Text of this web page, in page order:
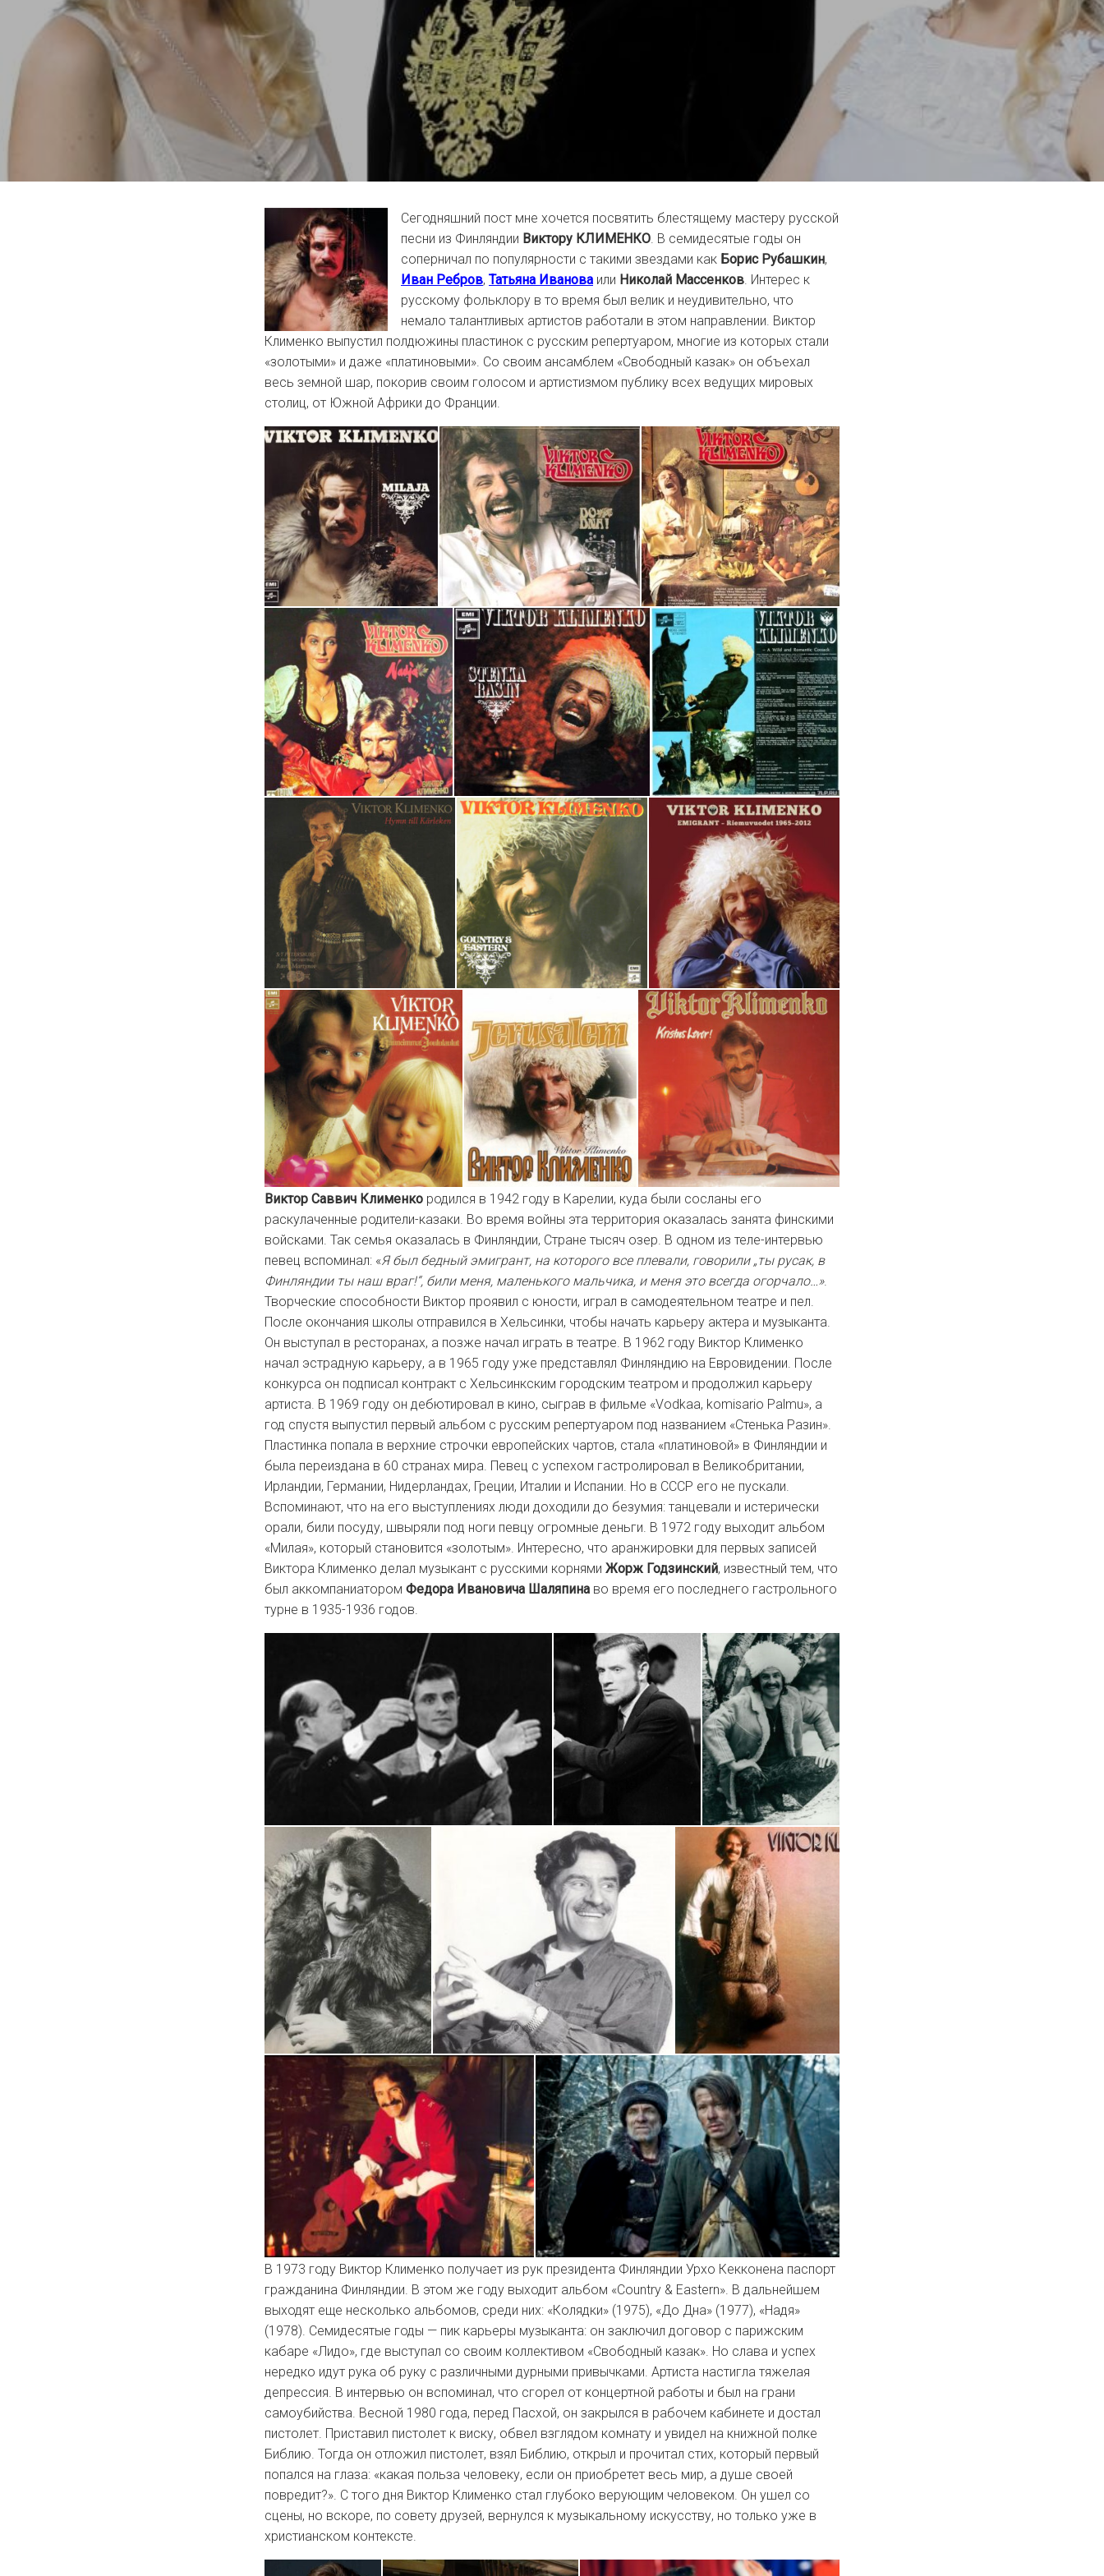
Сегодняшний пост мне хочется посвятить блестящему мастеру русской
песни из Финляндии Виктору КЛИМЕНКО . В семидесятые годы он
соперничал по популярности с такими звездами как Борис Рубашкин,
Иван Ребров, Татьяна Иванова или Николай Массенков . Интерес к
русскому фольклору в то время был велик и неудивительно, что
немало талантливых артистов работали в этом направлении. Виктор
Клименко выпустил полдюжины пластинок с русским репертуаром, многие из которых стали
«золотыми» и даже «платиновыми». Со своим ансамблем «Свободный казак» он объехал
весь земной шар, покорив своим голосом и артистизмом публику всех ведущих мировых
столиц, от Южной Африки до Франции.
Виктор Саввич Клименко родился в 1942 году в Карелии, куда были сосланы его
раскулаченные родители-казаки. Во время войны эта территория оказалась занята финскими
войсками. Так семья оказалась в Финляндии, Стране тысяч озер. В одном из теле-интервью
певец вспоминал: «Я был бедный эмигрант, на которого все плевали, говорили „ты русак, в
Финляндии ты наш враг!“, били меня, маленького мальчика, и меня это всегда огорчало…».
Творческие способности Виктор проявил с юности, играл в самодеятельном театре и пел.
После окончания школы отправился в Хельсинки, чтобы начать карьеру актера и музыканта.
Он выступал в ресторанах, а позже начал играть в театре. В 1962 году Виктор Клименко
начал эстрадную карьеру, а в 1965 году уже представлял Финляндию на Евровидении. После
конкурса он подписал контракт с Хельсинкским городским театром и продолжил карьеру
артиста. В 1969 году он дебютировал в кино, сыграв в фильме «Vodkaa, komisario Palmu», а
год спустя выпустил первый альбом с русским репертуаром под названием «Стенька Разин».
Пластинка попала в верхние строчки европейских чартов, стала «платиновой» в Финляндии и
была переиздана в 60 странах мира. Певец с успехом гастролировал в Великобритании,
Ирландии, Германии, Нидерландах, Греции, Италии и Испании. Но в СССР его не пускали.
Вспоминают, что на его выступлениях люди доходили до безумия: танцевали и истерически
орали, били посуду, швыряли под ноги певцу огромные деньги. В 1972 году выходит альбом
«Милая», который становится «золотым». Интересно, что аранжировки для первых записей
Виктора Клименко делал музыкант с русскими корнями Жорж Годзинский, известный тем, что
был аккомпаниатором Федора Ивановича Шаляпина во время его последнего гастрольного
турне в 1935-1936 годов.
В 1973 году Виктор Клименко получает из рук президента Финляндии Урхо Кекконена паспорт
гражданина Финляндии. В этом же году выходит альбом «Country & Eastern». В дальнейшем
выходят еще несколько альбомов, среди них: «Колядки» (1975), «До Дна» (1977), «Надя»
(1978). Семидесятые годы — пик карьеры музыканта: он заключил договор с парижским
кабаре «Лидо», где выступал со своим коллективом «Свободный казак». Но слава и успех
нередко идут рука об руку с различными дурными привычками. Артиста настигла тяжелая
депрессия. В интервью он вспоминал, что сгорел от концертной работы и был на грани
самоубийства. Весной 1980 года, перед Пасхой, он закрылся в рабочем кабинете и достал
пистолет. Приставил пистолет к виску, обвел взглядом комнату и увидел на книжной полке
Библию. Тогда он отложил пистолет, взял Библию, открыл и прочитал стих, который первый
попался на глаза: «какая польза человеку, если он приобретет весь мир, а душе своей
повредит?». С того дня Виктор Клименко стал глубоко верующим человеком. Он ушел со
сцены, но вскоре, по совету друзей, вернулся к музыкальному искусству, но только уже в
христианском контексте.